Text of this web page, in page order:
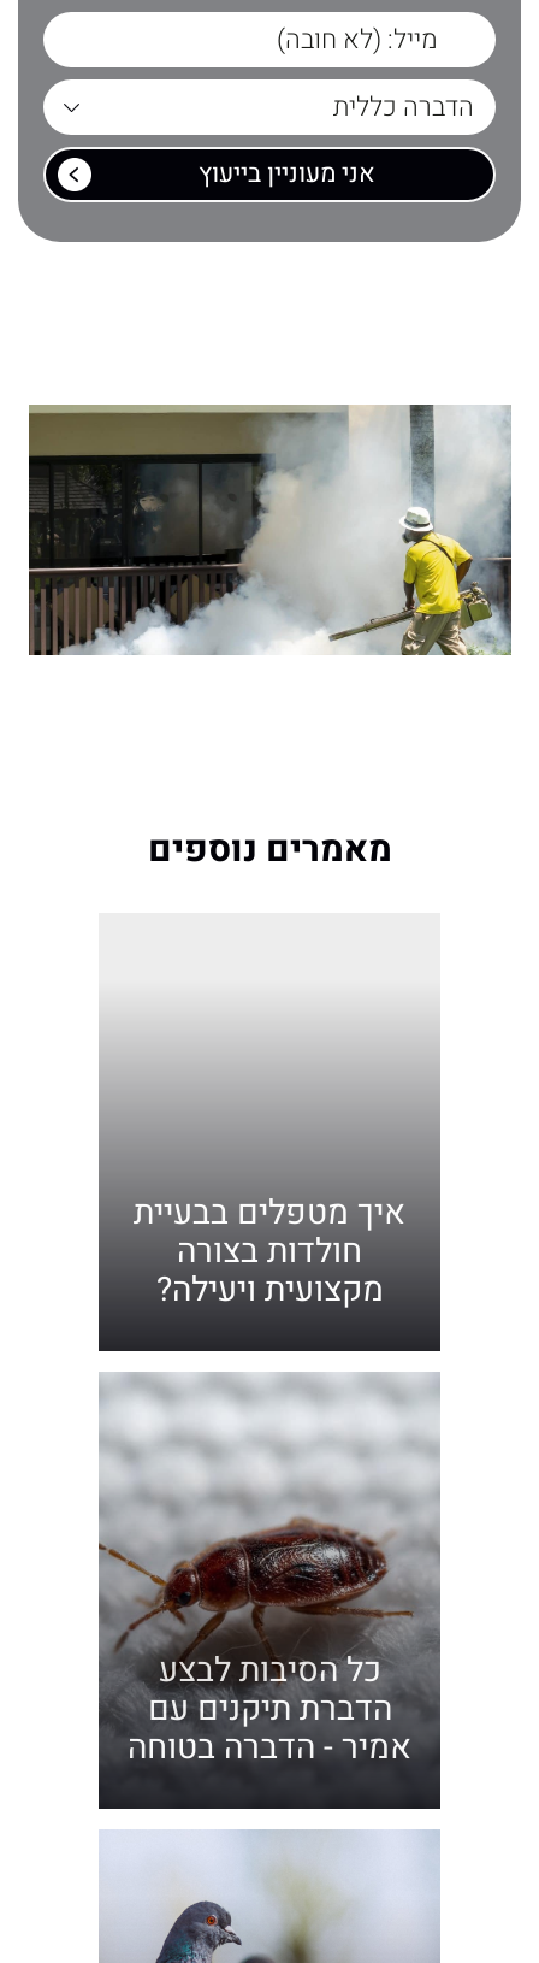
מאמרים נוספים
איך מטפלים בבעיית
חולדות בצורה
מקצועית ויעילה?
כל הסיבות לבצע
הדברת תיקנים עם
אמיר - הדברה בטוחה